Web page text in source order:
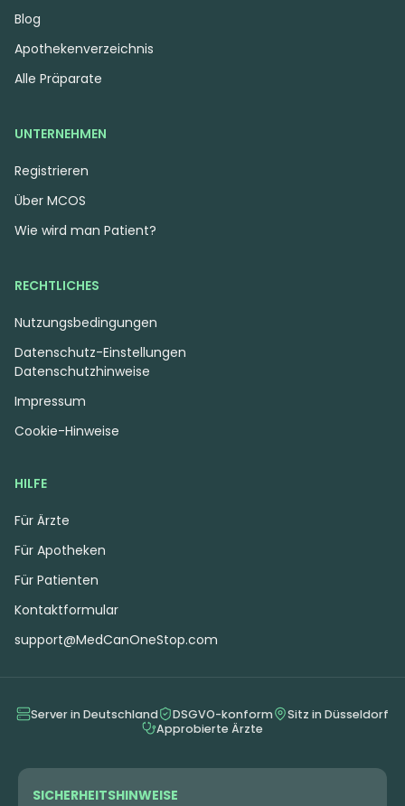
Blog
Apothekenverzeichnis
Alle Präparate
UNTERNEHMEN
Registrieren
Über MCOS
Wie wird man Patient?
HILFE
Für Ärzte
Für Apotheken
Für Patienten
Kontaktformular
support@MedCanOneStop.com
RECHTLICHES
Nutzungsbedingungen
Datenschutzhinweise
Impressum
Cookie-Hinweise
Datenschutz-Einstellungen
Server in Deutschland DSGVO-konform
Sitz in Düsseldorf
Approbierte Ärzte
SICHERHEITSHINWEISE